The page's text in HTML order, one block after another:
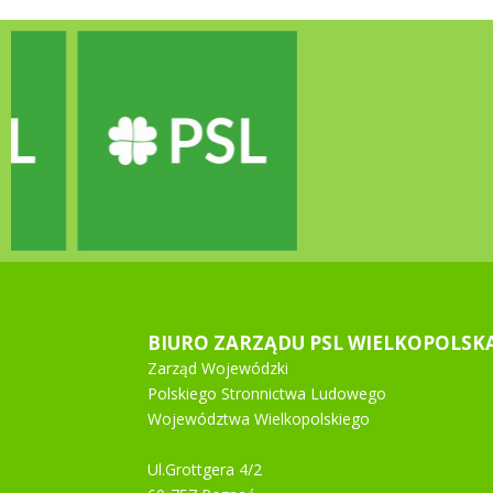
BIURO ZARZĄDU PSL
Zarząd Wojewódzki
Polskiego Stronnictwa Ludowego
Województwa Wielkopolskiego
Ul.Grottgera 4/2